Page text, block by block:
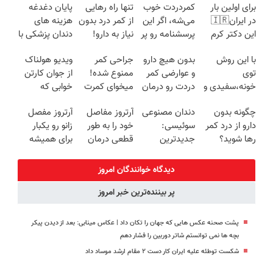
برای اولین بار
در ایران🇮🇷
این دکتر کرم
روزه ساخت!
کمردردت خوب
می‌شه، اگر این
پرسشنامه رو پر
تنها راه رهایی
از کمر درد بدون
نیاز به دارو!
پایان دغدغه
هزینه های
دندان پزشکی با
کننده خانگی
با این روش
توی
خونه،سفیدی و
برگردون
(40%off)
بدون هیچ دارو
و عوارضی کمر
دردت رو درمان
(پرسش‌نامه)
جراحی کمر
ممنوع شده!
میخوای کمرت
درمان کنی؟
((پرسش‌نامه))
ویدیو هولناک
از جوان کارتن
خوابی که
آموزش رایگان
چگونه بدون
دارو از درد کمر
رها شوید؟
دندان مصنوعی
سوئیسی:
جدیدترین
سبک و مقاوم |
پرداخت قسطی
آرتروز مفاصل
خود را به طور
قطعی درمان
◗پرسش‌نامه◖
آرتروز مفصل
زانو رو یکبار
برای همیشه
دیدگاه خوانندگان امروز
پر بیننده‌ترین خبر امروز
پشت صحنه عکس هایی که جهان را تکان داد | عکاس مینابی: بعد از دیدن پیکر
بچه‌ ها نمی‌ توانستم شاتر دوربین را فشار دهم
شکست توطئه علیه ایران کار دست ۲ مقام ارشد موساد داد